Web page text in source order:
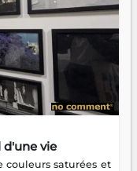
d'une vie
couleurs saturées et